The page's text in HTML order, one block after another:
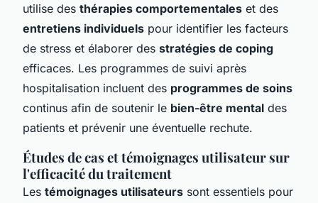
utilise des thérapies comportementales et des
entretiens individuels pour identifier les facteurs
de stress et élaborer des stratégies de coping
efficaces. Les programmes de suivi après
hospitalisation incluent des programmes de soins
continus afin de soutenir le bien-être mental des
patients et prévenir une éventuelle rechute.
Études de cas et témoignages utilisateur sur
l'efficacité du traitement
Les témoignages utilisateurs sont essentiels pour